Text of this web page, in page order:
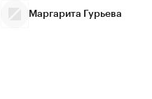
Маргарита Гурьева